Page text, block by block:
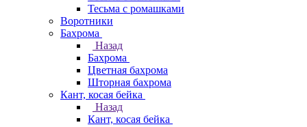
Тесьма с ромашками
Воротники
Бахрома
Назад
Бахрома
Цветная бахрома
Шторная бахрома
Кант, косая бейка
Назад
Кант, косая бейка